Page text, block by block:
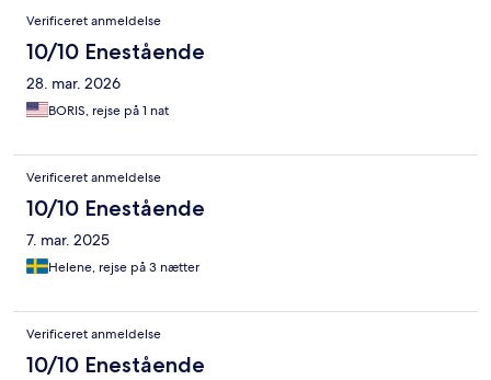
Verificeret anmeldelse
10/10 Enestående
28. mar. 2026
BORIS, rejse på 1 nat
Verificeret anmeldelse
10/10 Enestående
7. mar. 2025
Helene, rejse på 3 nætter
Verificeret anmeldelse
10/10 Enestående